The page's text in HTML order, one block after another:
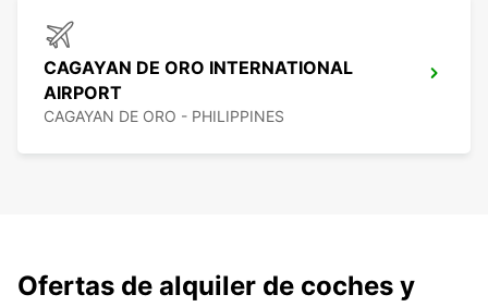
CAGAYAN DE ORO INTERNATIONAL
AIRPORT
CAGAYAN DE ORO - PHILIPPINES
Ofertas de alquiler de coches y